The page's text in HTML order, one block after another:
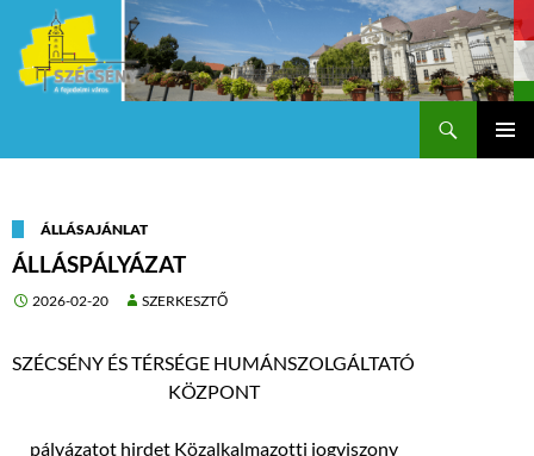
ÁLLÁSAJÁNLAT
ÁLLÁSPÁLYÁZAT
2026-02-20 SZERKESZTŐ
SZÉCSÉNY ÉS TÉRSÉGE HUMÁNSZOLGÁLTATÓ
KÖZPONT
pályázatot hirdet Közalkalmazotti jogviszony